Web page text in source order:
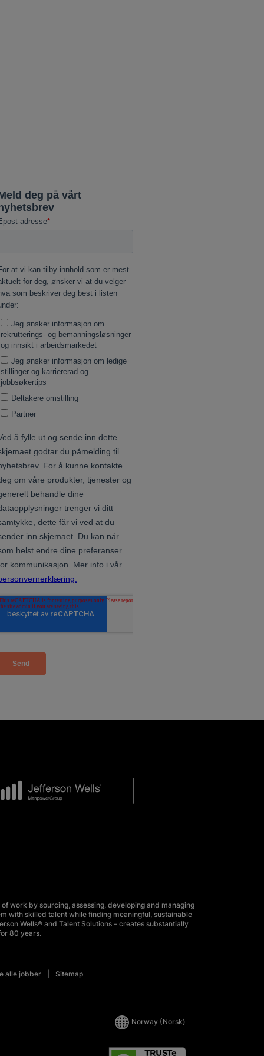
work by sourcing, assessing, developing and managing
with skilled talent while finding meaningful, sustainable
Wells® and Talent Solutions – creates substantially
80 years.
alle jobber Sitemap
Norway (Norsk)